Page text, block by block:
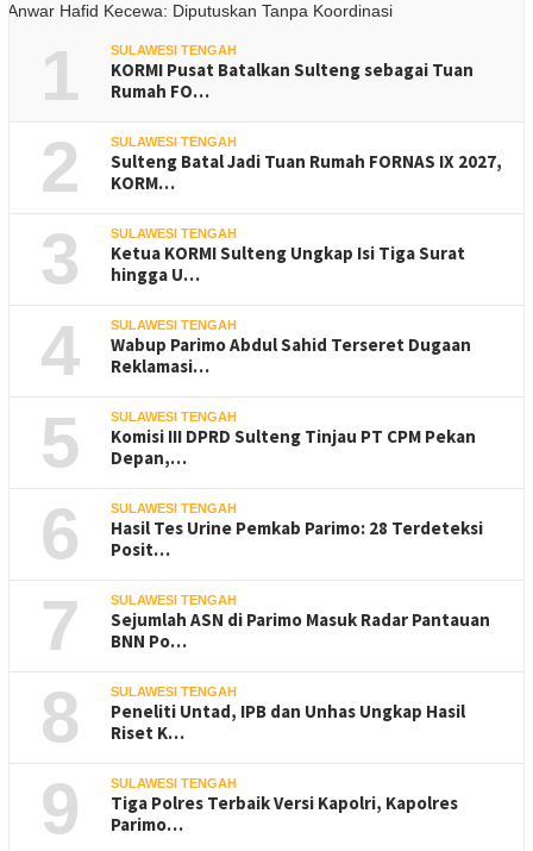
1 SULAWESI TENGAH
KORMI Pusat Batalkan Sulteng sebagai Tuan
Rumah FO…
2 SULAWESI TENGAH
Sulteng Batal Jadi Tuan Rumah FORNAS IX 2027,
KORM…
3 SULAWESI TENGAH
Ketua KORMI Sulteng Ungkap Isi Tiga Surat
hingga U…
4 SULAWESI TENGAH
Wabup Parimo Abdul Sahid Terseret Dugaan
Reklamasi…
5 SULAWESI TENGAH
Komisi III DPRD Sulteng Tinjau PT CPM Pekan
Depan,…
6 SULAWESI TENGAH
Hasil Tes Urine Pemkab Parimo: 28 Terdeteksi
Posit…
7 SULAWESI TENGAH
Sejumlah ASN di Parimo Masuk Radar Pantauan
BNN Po…
8 SULAWESI TENGAH
Peneliti Untad, IPB dan Unhas Ungkap Hasil
Riset K…
9 SULAWESI TENGAH
Tiga Polres Terbaik Versi Kapolri, Kapolres
Parimo…